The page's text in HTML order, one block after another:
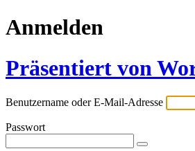
Anmelden
Präsentiert von
Benutzername oder E-Mail-Adresse
Passwort